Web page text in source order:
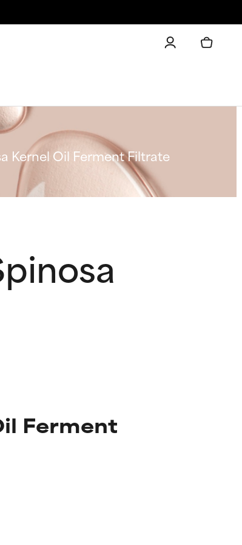
Kernel Oil Ferment Filtrate
Ferment